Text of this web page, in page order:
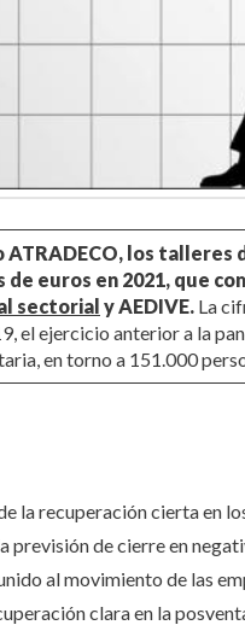
los talleres
de euros en 2021, que
sectorial y AEDIVE. La
el ejercicio anterior a la
en torno a 151.000
la recuperación cierta en
previsión de cierre en
al movimiento de las
clara en la